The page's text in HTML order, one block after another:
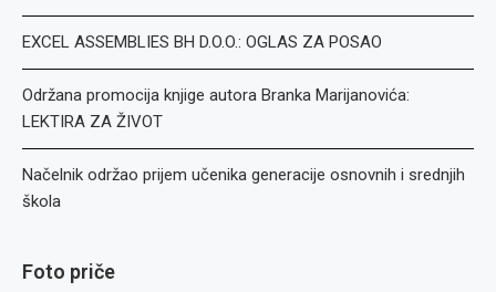
EXCEL ASSEMBLIES BH D.O.O.: OGLAS ZA POSAO
Održana promocija knjige autora Branka Marijanovića:
LEKTIRA ZA ŽIVOT
Načelnik održao prijem učenika generacije osnovnih i srednjih
škola
Foto priče